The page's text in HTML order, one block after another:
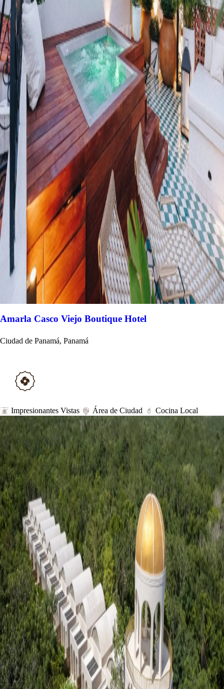
Amarla Casco Viejo Boutique Hotel
Ciudad de Panamá, Panamá
Impresionantes Vistas Área de Ciudad Cocina Local